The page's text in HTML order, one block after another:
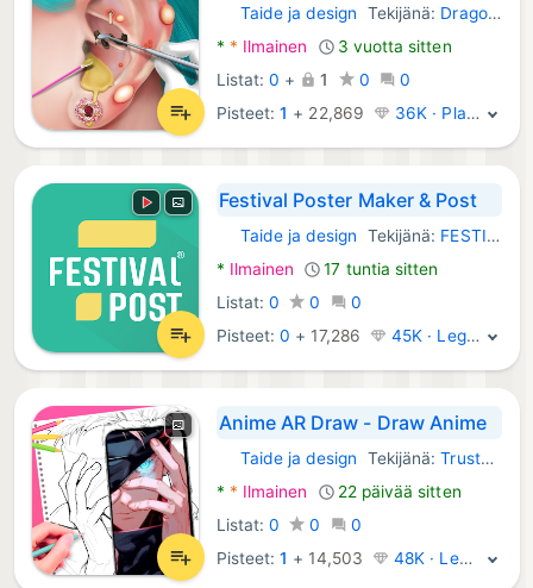
Android Sovellukset:
Taide ja design Tekijänä: DragonPlus Game Limited
* * Ilmainen
3 vuotta sitten
Listat:0 + 1 0
0
Pisteet:1 + 22,869 36K · Platina
Festival Poster Maker & Post
Android Sovellukset:
Taide ja design Tekijänä: FESTIVAL POST : Daily FESTIVAL POSTER MAKER App
* Ilmainen
17 tuntia sitten
Listat:0 0
0
Pisteet:0 + 17,286 45K · Legenda
Anime AR Draw - Draw Anime
Android Sovellukset:
Taide ja design Tekijänä:Trusted by Thousands
* * Ilmainen
22 päivää sitten
Listat:0 0
0
Pisteet:1 + 14,503 48K · Legenda